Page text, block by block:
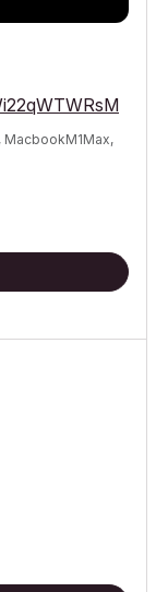
MacbookM1Max,